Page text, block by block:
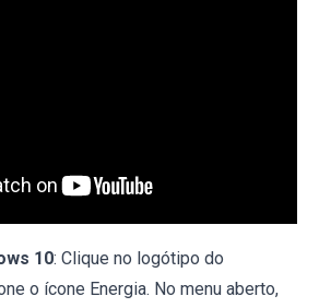
10: Clique no logótipo do
o ícone Energia. No menu aberto,